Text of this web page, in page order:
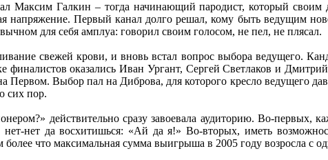
Максим Галкин – тогда начинающий пародист, который своим
напряжение. Первый канал долго решал, кому быть ведущим
для себя амплуа: говорил своим голосом, не пел, не плясал.
свежей крови, и вновь встал вопрос выбора ведущего.
финалистов оказались Иван Ургант, Сергей Светлаков и
Первом. Выбор пал на Диброва, для которого кресло ведущего
сих пор.
действительно сразу завоевала аудиторию. Во-первых,
нет-нет да восхитишься: «Ай да я!» Во-вторых, иметь
более что максимальная сумма выигрыша в 2005 году возросла с